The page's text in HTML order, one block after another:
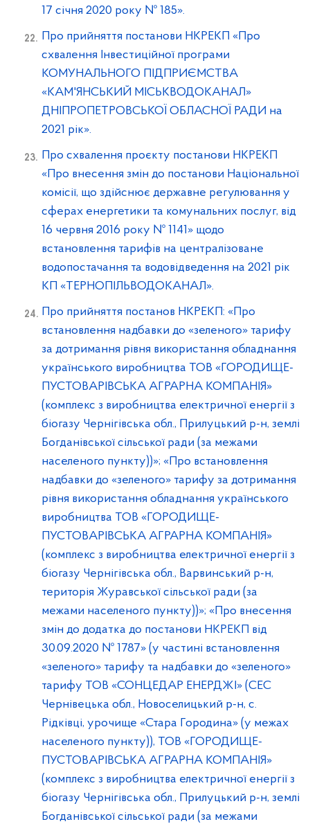
17 січня 2020 року № 185».
Про прийняття постанови НКРЕКП «Про
схвалення Інвестиційної програми
КОМУНАЛЬНОГО ПІДПРИЄМСТВА
«КАМ'ЯНСЬКИЙ МІСЬКВОДОКАНАЛ»
ДНІПРОПЕТРОВСЬКОЇ ОБЛАСНОЇ РАДИ на
2021 рік».
Про схвалення проєкту постанови НКРЕКП
«Про внесення змін до постанови Національної
комісії, що здійснює державне регулювання у
сферах енергетики та комунальних послуг, від
16 червня 2016 року № 1141» щодо
встановлення тарифів на централізоване
водопостачання та водовідведення на 2021 рік
КП «ТЕРНОПІЛЬВОДОКАНАЛ».
Про прийняття постанов НКРЕКП: «Про
встановлення надбавки до «зеленого» тарифу
за дотримання рівня використання обладнання
українського виробництва ТОВ «ГОРОДИЩЕ-
ПУСТОВАРІВСЬКА АГРАРНА КОМПАНІЯ»
(комплекс з виробництва електричної енергії з
біогазу Чернігівська обл., Прилуцький р-н, землі
Богданівської сільської ради (за межами
населеного пункту))»; «Про встановлення
надбавки до «зеленого» тарифу за дотримання
рівня використання обладнання українського
виробництва ТОВ «ГОРОДИЩЕ-
ПУСТОВАРІВСЬКА АГРАРНА КОМПАНІЯ»
(комплекс з виробництва електричної енергії з
біогазу Чернігівська обл., Варвинський р-н,
територія Журавської сільської ради (за
межами населеного пункту))»; «Про внесення
змін до додатка до постанови НКРЕКП від
30.09.2020 № 1787» (у частині встановлення
«зеленого» тарифу та надбавки до «зеленого»
тарифу ТОВ «СОНЦЕДАР ЕНЕРДЖІ» (СЕС
Чернівецька обл., Новоселицький р-н, с.
Рідківці, урочище «Стара Городина» (у межах
населеного пункту)), ТОВ «ГОРОДИЩЕ-
ПУСТОВАРІВСЬКА АГРАРНА КОМПАНІЯ»
(комплекс з виробництва електричної енергії з
біогазу Чернігівська обл., Прилуцький р-н, землі
Богданівської сільської ради (за межами